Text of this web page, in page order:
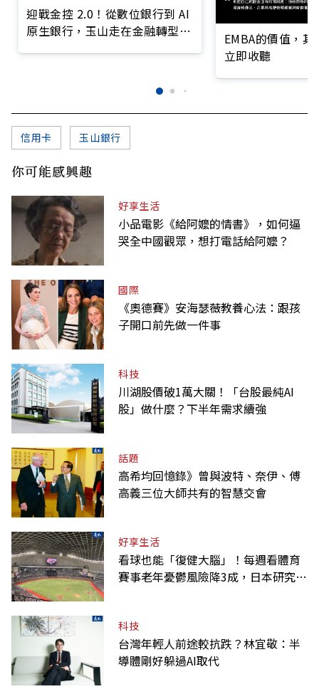
迎戰金控 2.0！從數位銀行到 AI
原生銀行，玉山走在金融轉型最
EMBA的價值，
立即收聽
信用卡 玉山銀行
你可能感興趣
好享生活
小品電影《給阿嬤的情書》，如何逼
哭全中國觀眾，想打電話給阿嬤？
國際
《奧德賽》安海瑟薇教養心法：跟孩
子開口前先做一件事
科技
川湖股價破1萬大關！「台股最純AI
股」做什麼？下半年需求續強
話題
高希均回憶錄》曾與波特、奈伊、傅
高義三位大師共有的智慧交會
好享生活
看球也能「復健大腦」！每週看體育
賽事老年憂鬱風險降3成，日本研究：
科技
台灣年輕人前途較抗跌？林宜敬：半
導體剛好躲過AI取代